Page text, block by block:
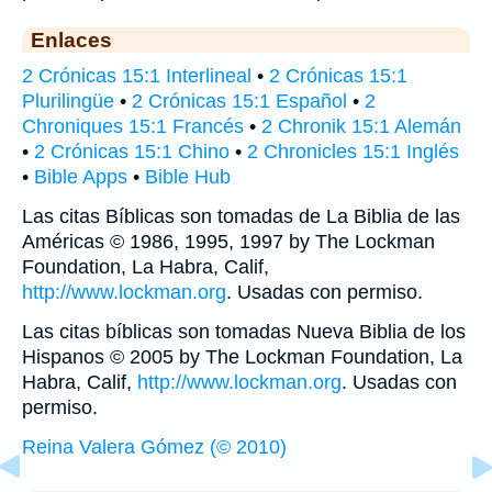
Enlaces
2 Crónicas 15:1 Interlineal • 2 Crónicas 15:1
Plurilingüe • 2 Crónicas 15:1 Español • 2
Chroniques 15:1 Francés • 2 Chronik 15:1 Alemán
• 2 Crónicas 15:1 Chino • 2 Chronicles 15:1 Inglés
• Bible Apps • Bible Hub
Las citas Bíblicas son tomadas de La Biblia de las
Américas © 1986, 1995, 1997 by The Lockman
Foundation, La Habra, Calif,
http://www.lockman.org. Usadas con permiso.
Las citas bíblicas son tomadas Nueva Biblia de los
Hispanos © 2005 by The Lockman Foundation, La
Habra, Calif, http://www.lockman.org. Usadas con
permiso.
Reina Valera Gómez (© 2010)